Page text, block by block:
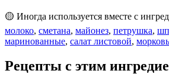
🟡 Иногда используется вместе с
молоко, сметана, майонез, петрушка,
маринованные, салат листовой, морковь
Рецепты с этим